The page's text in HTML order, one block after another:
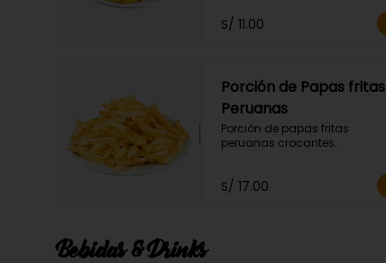
S/ 11.00
Porción de Papas fritas
Peruanas
Porción de papas fritas
peruanas crocantes.
S/ 17.00
Bebidas & Drinks